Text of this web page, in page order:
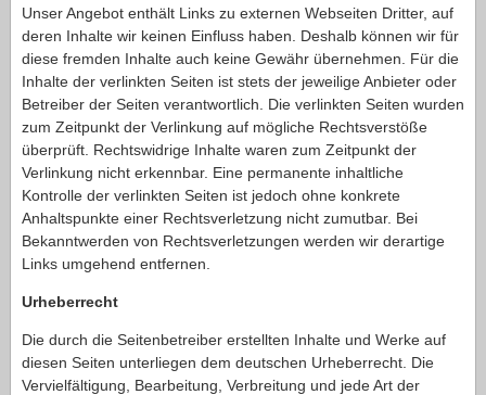
Unser Angebot enthält Links zu externen Webseiten Dritter, auf
deren Inhalte wir keinen Einfluss haben. Deshalb können wir für
diese fremden Inhalte auch keine Gewähr übernehmen. Für die
Inhalte der verlinkten Seiten ist stets der jeweilige Anbieter oder
Betreiber der Seiten verantwortlich. Die verlinkten Seiten wurden
zum Zeitpunkt der Verlinkung auf mögliche Rechtsverstöße
überprüft. Rechtswidrige Inhalte waren zum Zeitpunkt der
Verlinkung nicht erkennbar. Eine permanente inhaltliche
Kontrolle der verlinkten Seiten ist jedoch ohne konkrete
Anhaltspunkte einer Rechtsverletzung nicht zumutbar. Bei
Bekanntwerden von Rechtsverletzungen werden wir derartige
Links umgehend entfernen.
Urheberrecht
Die durch die Seitenbetreiber erstellten Inhalte und Werke auf
diesen Seiten unterliegen dem deutschen Urheberrecht. Die
Vervielfältigung, Bearbeitung, Verbreitung und jede Art der